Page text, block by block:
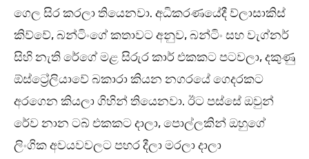
ගෙල සිර කරලා තියෙනවා. අධිකරණයේදී ව්ලාසාකිස්
කිව්වේ, බන්ටිංගේ කතාවට අනුව, බන්ටිං සහ වැග්නර්
සිහි නැති රේගේ මළ සිරුර කාර් එකකට පටවලා, දකුණු
ඕස්ට්‍රේලියාවේ බකාරා කියන නගරයේ ගෙදරකට
අරගෙන කියලා ගිහින් තියෙනවා. ඊට පස්සේ ඔවුන්
රේව නාන ටබ් එකකට දාලා, පොල්ලකින් ඔහුගේ
ලිංගික අවයවවලට පහර දීලා මරලා දාලා